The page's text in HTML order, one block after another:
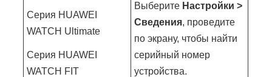
Серия HUAWEI
WATCH Ultimate
Серия HUAWEI
WATCH FIT
Выберите Настройки >
Сведения, проведите
по экрану, чтобы найти
серийный номер
устройства.